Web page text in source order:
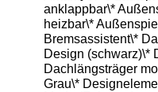
anklappbar\*
heizbar\*
Bremsassistent\*
Design (schwarz)\*
Dachlängsträger
Grau\*